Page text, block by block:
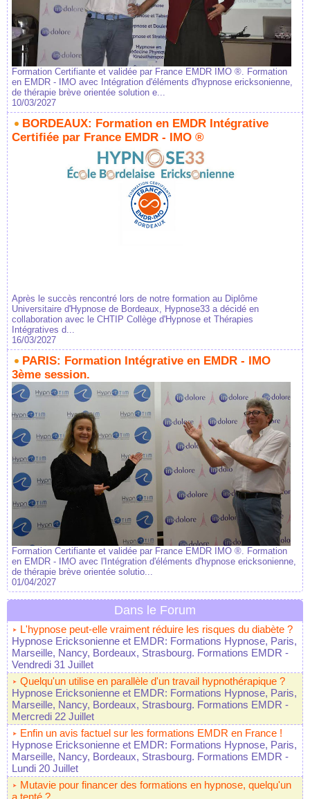
Formation Certifiante et validée par France EMDR IMO ®. Formation
en EMDR - IMO avec Intégration d'éléments d'hypnose ericksonienne,
de thérapie brève orientée solution e...
10/03/2027
BORDEAUX: Formation en EMDR Intégrative
Certifiée par France EMDR - IMO ®
Après le succès rencontré lors de notre formation au Diplôme
Universitaire d'Hypnose de Bordeaux, Hypnose33 a décidé en
collaboration avec le CHTIP Collège d'Hypnose et Thérapies
Intégratives d...
16/03/2027
PARIS: Formation Intégrative en EMDR - IMO
3ème session.
Formation Certifiante et validée par France EMDR IMO ®. Formation
en EMDR - IMO avec l'Intégration d'éléments d'hypnose ericksonienne,
de thérapie brève orientée solutio...
01/04/2027
Dans le Forum
L'hypnose peut-elle vraiment réduire les risques du diabète ?
Hypnose Ericksonienne et EMDR: Formations Hypnose, Paris,
Marseille, Nancy, Bordeaux, Strasbourg. Formations EMDR -
Vendredi 31 Juillet
Quelqu'un utilise en parallèle d'un travail hypnothérapique ?
Hypnose Ericksonienne et EMDR: Formations Hypnose, Paris,
Marseille, Nancy, Bordeaux, Strasbourg. Formations EMDR -
Mercredi 22 Juillet
Enfin un avis factuel sur les formations EMDR en France !
Hypnose Ericksonienne et EMDR: Formations Hypnose, Paris,
Marseille, Nancy, Bordeaux, Strasbourg. Formations EMDR -
Lundi 20 Juillet
Mutavie pour financer des formations en hypnose, quelqu'un